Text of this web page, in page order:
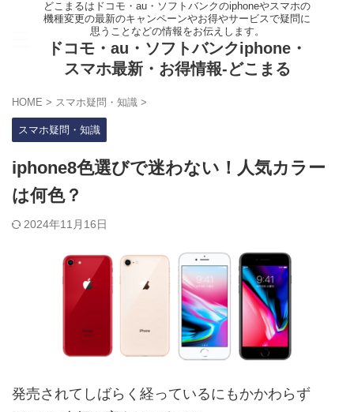
どこまるはドコモ・au・ソフトバンクのiphoneやスマホの
機種変更の最新のキャンペーンやお得やサービスで疑問に
思うことなどの情報をお伝えします。
ドコモ・au・ソフトバンクiphone・
スマホ最新・お得情報-どこまる
HOME > スマホ疑問・知識 >
スマホ疑問・知識
iphone8色選びで迷わない！人気カラー
は何色？
2024年11月16日
発売されてしばらく経っているにもかかわらず